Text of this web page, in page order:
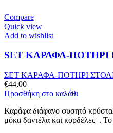
Compare
Quick view
Add to wishlist
SET ΚΑΡΑΦΑ-ΠΟΤΗΡΙ
ΣΕΤ ΚΑΡΑΦΑ-ΠΟΤΗΡΙ
€44,00
Προσθήκη στο καλάθι
Καράφα διάφανο φυσητό
μόκα δαντέλα και κορδέλες . Το